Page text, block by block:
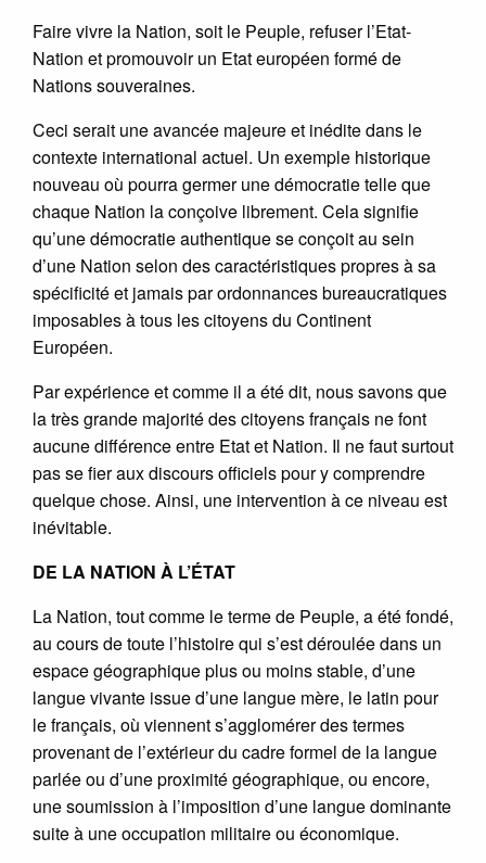
Faire vivre la Nation, soit le Peuple, refuser l’Etat-
Nation et promouvoir un Etat européen formé de
Nations souveraines.
Ceci serait une avancée majeure et inédite dans le
contexte international actuel. Un exemple historique
nouveau où pourra germer une démocratie telle que
chaque Nation la conçoive librement. Cela signifie
qu’une démocratie authentique se conçoit au sein
d’une Nation selon des caractéristiques propres à sa
spécificité et jamais par ordonnances bureaucratiques
imposables à tous les citoyens du Continent
Européen.
Par expérience et comme il a été dit, nous savons que
la très grande majorité des citoyens français ne font
aucune différence entre Etat et Nation. Il ne faut surtout
pas se fier aux discours officiels pour y comprendre
quelque chose. Ainsi, une intervention à ce niveau est
inévitable.
DE LA NATION À L’ÉTAT
La Nation, tout comme le terme de Peuple, a été fondé,
au cours de toute l’histoire qui s’est déroulée dans un
espace géographique plus ou moins stable, d’une
langue vivante issue d’une langue mère, le latin pour
le français, où viennent s’agglomérer des termes
provenant de l’extérieur du cadre formel de la langue
parlée ou d’une proximité géographique, ou encore,
une soumission à l’imposition d’une langue dominante
suite à une occupation militaire ou économique.